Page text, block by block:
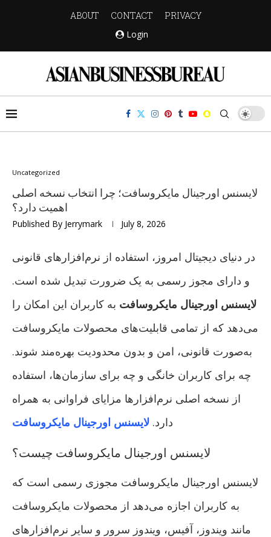
ABOUT CONTACT
PRIVACY
Login
Uncategorized
لایسنس اورجینال مایکروسافت؛ چرا انتخاب نسخه اصلی
اهمیت دارد؟
Published By Jerrymark July 8, 2026
در دنیای دیجیتال امروز، استفاده از نرم‌افزارهای قانونی
و دارای مجوز رسمی به یک ضرورت تبدیل شده است.
لایسنس اورجینال مایکروسافت به کاربران این امکان را
می‌دهد که از تمامی قابلیت‌های محصولات مایکروسافت
به‌صورت قانونی، امن و بدون محدودیت بهره‌مند شوند.
چه برای کاربران خانگی و چه برای سازمان‌ها، استفاده
از نسخه اصلی نرم‌افزارها مزایای فراوانی به همراه
دارد. لایسنس اورجینال مایکروسافت
لایسنس اورجینال مایکروسافت چیست؟
لایسنس اورجینال مایکروسافت مجوزی رسمی است که
به کاربران اجازه می‌دهد از محصولات مایکروسافت
مانند ویندوز، آفیس، ویندوز سرور و سایر نرم‌افزارهای